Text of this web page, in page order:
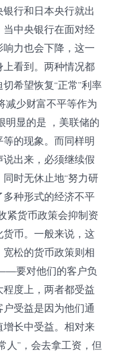
行和日本央行就出
中央银行在面对经
力也会下降，这一
看到。两种情况都
希望恢复“正常”利率
减少财富不平等作为
明显的是 ，美联储的
的现象。而同样明
出来，必须继续假
时无休止地“努力研
种形式的经济不平
紧货币政策会抑制资
币。一般来说，这
松的货币政策则相
要对他们的客户负
度上，两者都受益
受益是因为他们通
长中受益。相对来
人”，会去拿工资，但